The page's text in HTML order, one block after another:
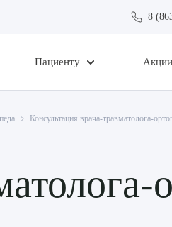
8
Пациенту Акции
Консультация врача-травматолога-